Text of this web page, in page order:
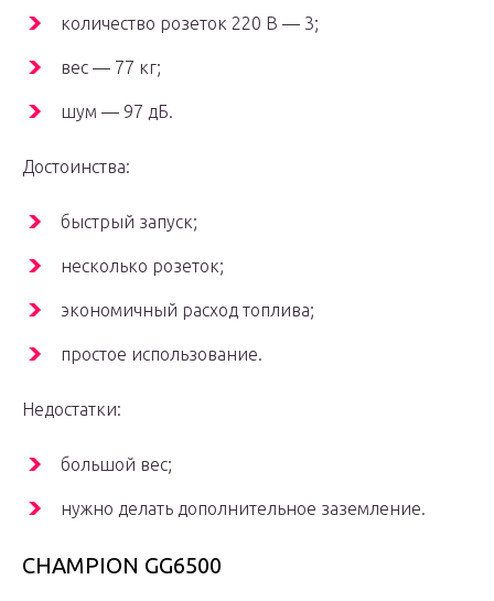
количество розеток 220 В — 3;
вес — 77 кг;
шум — 97 дБ.
Достоинства:
быстрый запуск;
несколько розеток;
экономичный расход топлива;
простое использование.
Недостатки:
большой вес;
нужно делать дополнительное заземление.
CHAMPION GG6500